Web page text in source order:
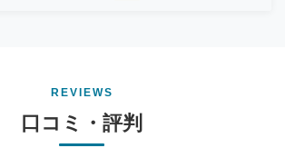
REVIEWS
口コミ・評判